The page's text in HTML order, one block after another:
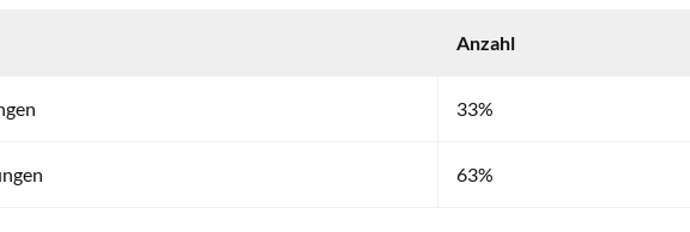
Anzahl
33%
63%